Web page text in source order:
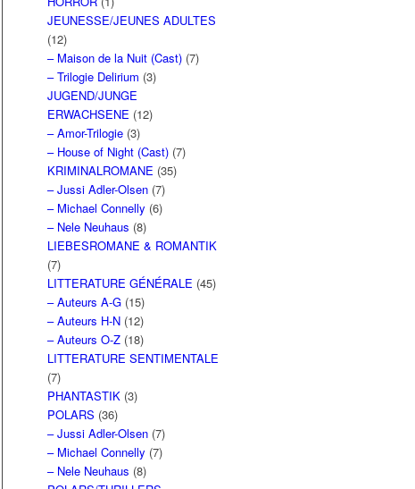
JEUNESSE/JEUNES ADULTES
(12)
– Maison de la Nuit (Cast) (7)
– Trilogie Delirium (3)
JUGEND/JUNGE
ERWACHSENE (12)
– Amor-Trilogie (3)
– House of Night (Cast) (7)
KRIMINALROMANE (35)
– Jussi Adler-Olsen (7)
– Michael Connelly (6)
– Nele Neuhaus (8)
LIEBESROMANE & ROMANTIK
(7)
LITTERATURE GÉNÉRALE (45)
– Auteurs A-G (15)
– Auteurs H-N (12)
– Auteurs O-Z (18)
LITTERATURE SENTIMENTALE
(7)
PHANTASTIK (3)
POLARS (36)
– Jussi Adler-Olsen (7)
– Michael Connelly (7)
– Nele Neuhaus (8)